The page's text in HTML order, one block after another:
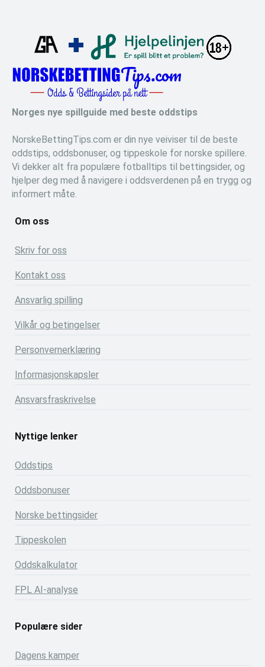
Norges nye spillguide med beste oddstips
NorskeBettingTips.com er din nye veiviser til de beste
oddstips, oddsbonuser, og tippeskole for norske spillere.
Vi dekker alt fra populære fotballtips til bettingsider, og
hjelper deg med å navigere i oddsverdenen på en trygg og
informert måte.
Om oss
Skriv for oss
Kontakt oss
Ansvarlig spilling
Vilkår og betingelser
Personvernerklæring
Informasjonskapsler
Ansvarsfraskrivelse
Nyttige lenker
Oddstips
Oddsbonuser
Norske bettingsider
Tippeskolen
Oddskalkulator
FPL AI-analyse
Populære sider
Dagens kamper